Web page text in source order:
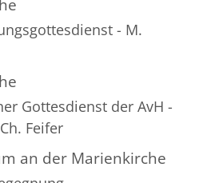
- M.
Gottesdienst der AvH -
Feifer
an der Marienkirche